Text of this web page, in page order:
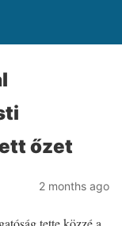
őzet
2 months ago